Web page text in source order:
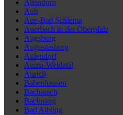
Attendorn
Aub
Aue-Bad Schlema
Auerbach in der Oberpfalz
Augsburg
Augustusburg
Aulendorf
Auma-Weidatal
Aurich
Babenhausen
Bacharach
Backnang
Bad Aibling